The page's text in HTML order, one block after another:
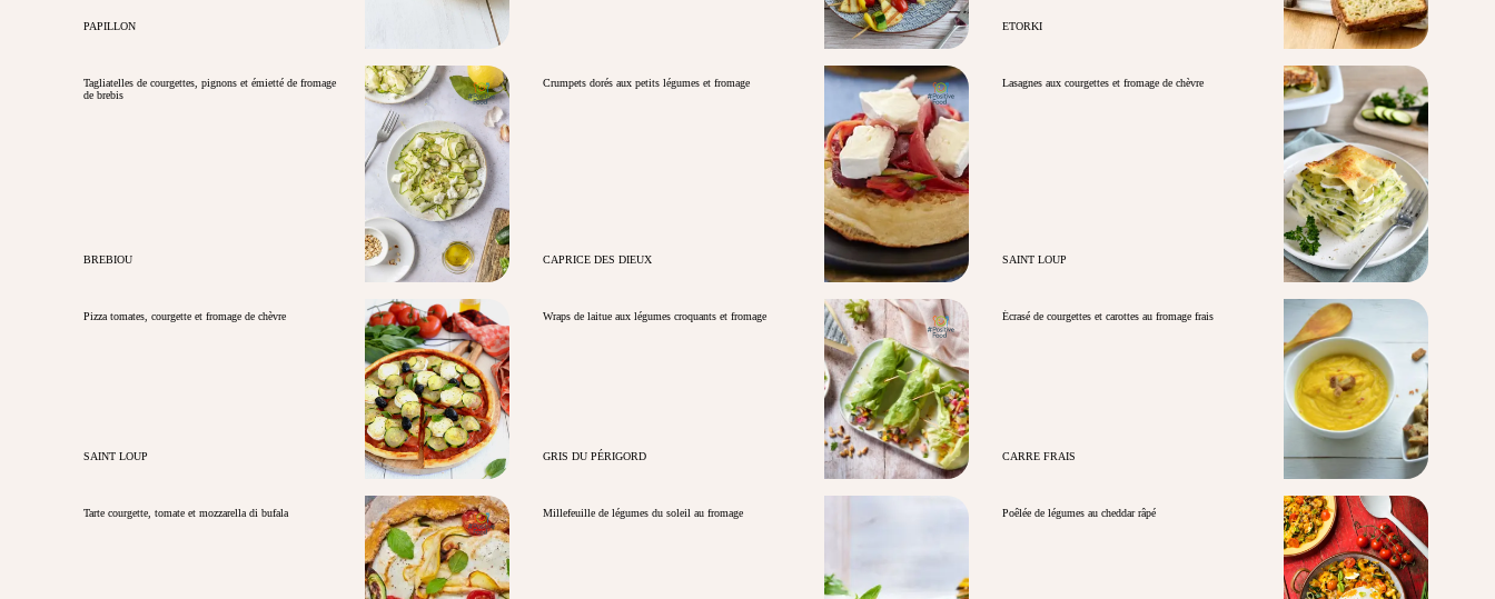
PAPILLON ETORKI
Tagliatelles de courgettes, pignons et émietté de fromage
de brebis
BREBIOU
Crumpets dorés aux petits légumes et fromage
CAPRICE DES DIEUX
Lasagnes aux courgettes et fromage de chèvre
SAINT LOUP
Pizza tomates, courgette et fromage de chèvre
SAINT LOUP
Wraps de laitue aux légumes croquants et fromage
GRIS DU PÉRIGORD
Écrasé de courgettes et carottes au fromage frais
CARRE FRAIS
Tarte courgette, tomate et mozzarella di bufala Millefeuille de légumes du soleil au fromage Poêlée de légumes au cheddar râpé